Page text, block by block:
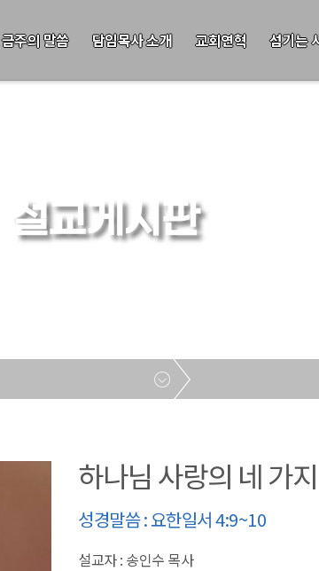
금주의 말씀 담임목사 소개 교회연혁 섬기는
설교게시판
하나님 사랑의 네 가
성경말씀 : 요한일서 4:9~10
설교자 : 송인수 목사